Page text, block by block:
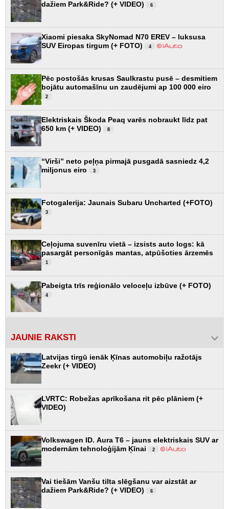
dažiem Park&Ride? (+ VIDEO) 6
Xiaomi piesaka SkyNomad N70 EREV – luksusa
SUV Eiropas tirgum (+ FOTO)
4
Pēc postošās krusas Saulkrastu pusē – desmitiem
bojātu automašīnu un zaudējumi ap 100 000 eiro
2
Elektriskais Škoda Peaq varēs nobraukt līdz pat
650 km (+ VIDEO)
8
“Virši” neto peļņa pirmajā pusgadā sasniedz 4,2
miljonus eiro
3
Fotogalerija: Jaunais Subaru Uncharted (+FOTO)
3
Ceļojuma suvenīru vietā – izsists auto logs: kā
pasargāt personīgās mantas, atpūšoties ārzemēs
1
Pabeigta trīs reģionālo veloceļu izbūve (+ FOTO)
4
JAUNIE RAKSTI
Latvijas tirgū ienāk Ķīnas automobiļu ražotājs
Zeekr (+ VIDEO)
LVRTC: Robežas aprīkošana rit pēc plāniem (+
VIDEO)
Volkswagen ID. Aura T6 – jauns elektriskais SUV ar
modernām tehnoloģijām Ķīnai
2
Vai tiešām Vanšu tilta slēgšanu var aizstāt ar
dažiem Park&Ride? (+ VIDEO)
6